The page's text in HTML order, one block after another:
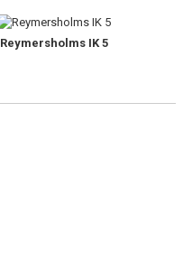
Reymersholms IK 5